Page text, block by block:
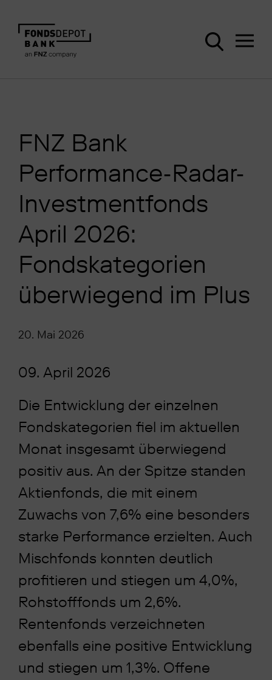
FNZ Bank
Performance-Radar-
Investmentfonds
April 2026:
Fondskategorien
überwiegend im Plus
20. Mai 2026
09. April 2026
Die Entwicklung der einzelnen
Fondskategorien fiel im aktuellen
Monat insgesamt überwiegend
positiv aus. An der Spitze standen
Aktienfonds, die mit einem
Zuwachs von 7,6% eine besonders
starke Performance erzielten. Auch
Mischfonds konnten deutlich
profitieren und stiegen um 4,0%,
Rohstofffonds um 2,6%.
Rentenfonds verzeichneten
ebenfalls eine positive Entwicklung
und stiegen um 1,3%. Offene